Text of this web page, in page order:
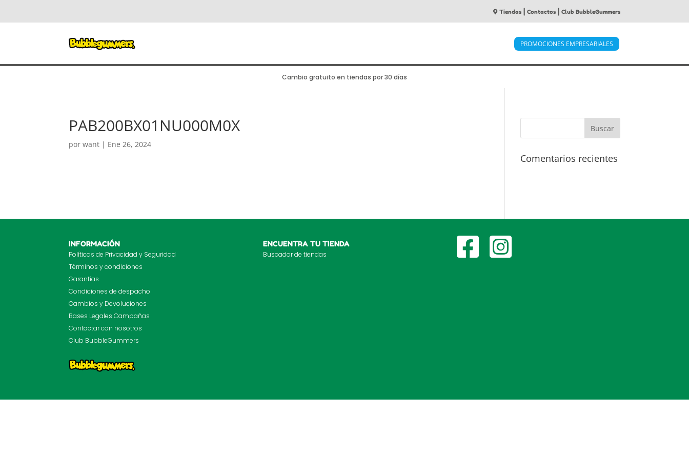
Tiendas| Contactos| Club BubbleGummers
PROMOCIONES EMPRESARIALES
Cambio gratuito en tiendas por 30 días
PAB200BX01NU000M0X
porwant | Ene 26, 2024
Comentarios recientes
INFORMACIÓN
Políticas de Privacidad y Seguridad
Términos y condiciones
Garantías
Condiciones de despacho
Cambios y Devoluciones
Bases Legales Campañas
Contactar con nosotros
Club BubbleGummers
ENCUENTRA TU TIENDA
Buscador de tiendas